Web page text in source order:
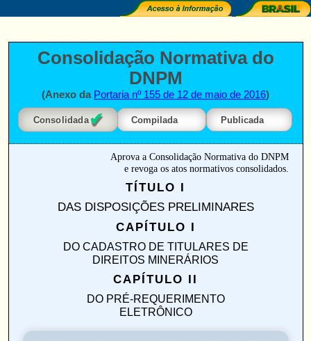
Consolidação Normativa do
DNPM
(Anexo da Portaria nº 155 de 12 de maio de 2016)
Consolidada✔ Compilada Publicada
Aprova a Consolidação Normativa do DNPM
e revoga os atos normativos consolidados.
TÍTULO I
DAS DISPOSIÇÕES PRELIMINARES
CAPÍTULO I
DO CADASTRO DE TITULARES DE
DIREITOS MINERÁRIOS
CAPÍTULO II
DO PRÉ-REQUERIMENTO
ELETRÔNICO